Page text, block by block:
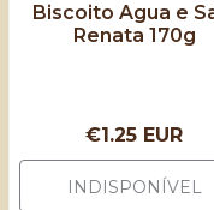
Biscoito Agua e
Renata 170g
€1.25 EUR
INDISPONÍVEL